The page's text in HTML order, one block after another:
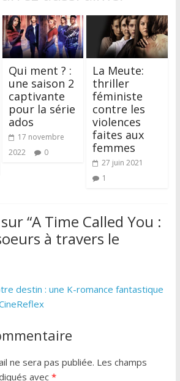
Qui ment ? :
une saison 2
captivante
pour la série
ados
17 novembre
2022
0
La Meute:
thriller
féministe
contre les
violences
faites aux
femmes
27 juin 2021
1
“A Time Called You :
à travers le
destin : une K-romance fantastique
ne sera pas publiée. Les champs
avec *